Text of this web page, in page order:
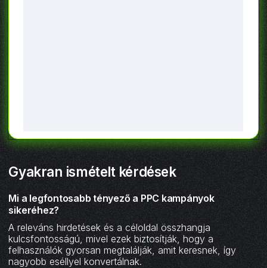
Gyakran ismételt kérdések
Mi a legfontosabb tényező a PPC kampányok
sikeréhez?
A releváns hirdetések és a céloldal összhangja
kulcsfontosságú, mivel ezek biztosítják, hogy a
felhasználók gyorsan megtalálják, amit keresnek, így
nagyobb eséllyel konvertálnak.